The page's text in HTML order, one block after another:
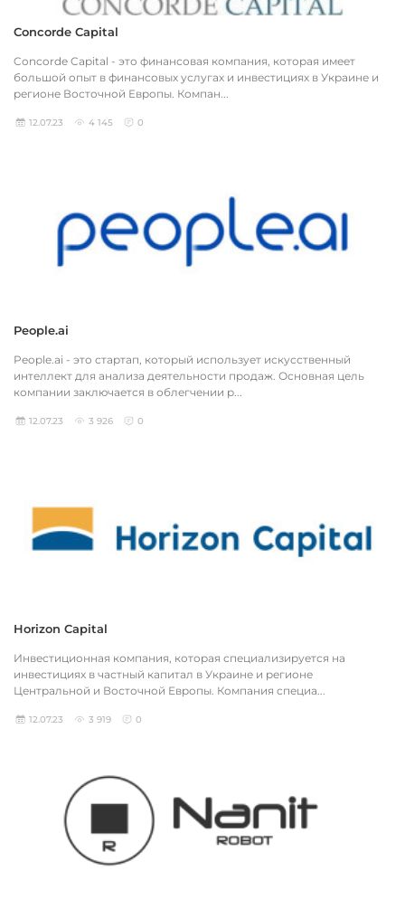
Concorde Capital
Concorde Capital - это финансовая компания, которая имеет
большой опыт в финансовых услугах и инвестициях в Украине и
регионе Восточной Европы. Компан...
12.07.23 4 145 0
People.ai
People.ai - это стартап, который использует искусственный
интеллект для анализа деятельности продаж. Основная цель
компании заключается в облегчении р...
12.07.23 3 926 0
Horizon Capital
Инвестиционная компания, которая специализируется на
инвестициях в частный капитал в Украине и регионе
Центральной и Восточной Европы. Компания специа...
12.07.23 3 919 0